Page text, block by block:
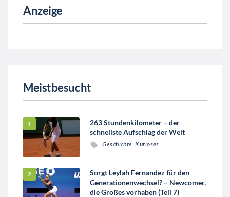
Anzeige
Meistbesucht
263 Stundenkilometer – der
schnellste Aufschlag der Welt
Geschichte ,Kurioses
Sorgt Leylah Fernandez für den
Generationenwechsel? – Newcomer,
die Großes vorhaben (Teil 7)